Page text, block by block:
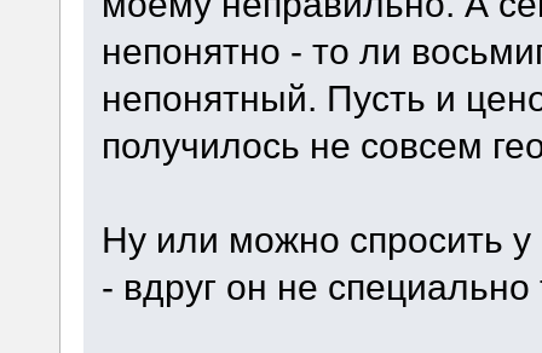
непонятно - то ли
непонятный. Пусть и
получилось не совсем
Ну или можно спросить у
- вдруг он не специально